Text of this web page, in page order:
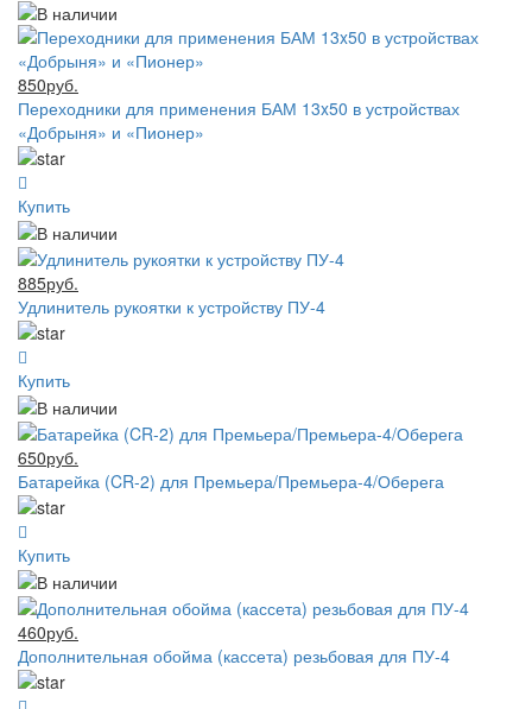
850руб.
Переходники для применения БАМ 13x50 в устройствах
«Добрыня» и «Пионер»
Купить
885руб.
Удлинитель рукоятки к устройству ПУ-4
Купить
650руб.
Батарейка (CR-2) для Премьера/Премьера-4/Оберега
Купить
460руб.
Дополнительная обойма (кассета) резьбовая для ПУ-4